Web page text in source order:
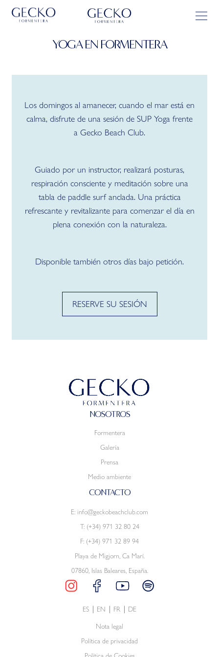
YOGA EN FORMENTERA
Los domingos al amanecer, cuando el mar está en
calma, disfrute de una sesión de SUP Yoga frente
a Gecko Beach Club.
Guiado por un instructor, realizará posturas,
respiración consciente y meditación sobre una
tabla de paddle surf anclada. Una práctica
refrescante y revitalizante para comenzar el día en
plena conexión con la naturaleza.
Disponible también otros días bajo petición.
RESERVE SU SESIÓN
NOSOTROS
Formentera
Galería
Prensa
Medio ambiente
CONTACTO
E: info@geckobeachclub.com
T: (+34) 971 32 80 24
F: (+34) 971 32 89 94
Playa de Migjorn, Ca Marí.
07860, Islas Baleares, España.
ES EN FR
DE
Nota legal
Política de privacidad